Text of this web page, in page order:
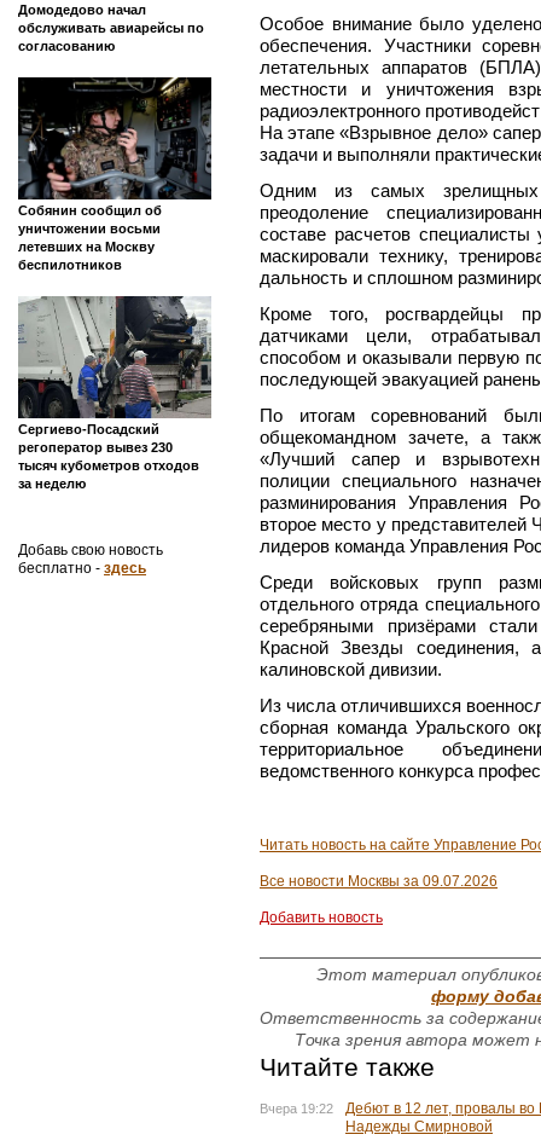
Домодедово начал
обслуживать авиарейсы по
согласованию
Собянин сообщил об
уничтожении восьми
летевших на Москву
беспилотников
Сергиево-Посадский
регоператор вывез 230
тысяч кубометров отходов
за неделю
Добавь свою новость
бесплатно - здесь
Особое внимание было
обеспечения. Участники
летательных аппаратов
местности и уничтожения
радиоэлектронного
На этапе «Взрывное дело»
задачи и выполняли
Одним из самых
преодоление
составе расчетов
маскировали технику,
дальность и сплошном
Кроме того, росгвардейцы
датчиками цели,
способом и оказывали первую
последующей эвакуацией
По итогам соревнований
общекомандном зачете, а
«Лучший сапер и
полиции специального
разминирования Управления
второе место у представителей
лидеров команда Управления
Среди войсковых групп
отдельного отряда
серебряными призёрами
Красной Звезды соединения,
калиновской дивизии.
Из числа отличившихся
сборная команда Уральского
территориальное
ведомственного конкурса
Читать новость на сайте Управление
Все новости Москвы за 09.07.2026
Добавить новость
Этот материал
форму
Ответственность за
Точка зрения автора может
Читайте также
Вчера 19:22
Дебют в 12 лет, провалы во
Надежды Смирновой